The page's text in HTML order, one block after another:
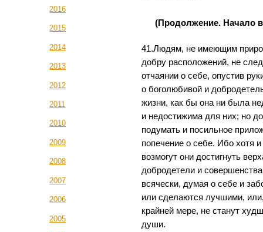
2016
2015
2014
2013
2012
2011
2010
2009
2008
2007
2006
2005
(Продолжение. Начало
41.Людям, не имеющим
добру расположений, не
отчаянии о себе, опустив
о боголюбивой и
жизни, как бы она ни была
и недостижима для них; но
подумать и посильное
попечение о себе. Ибо хотя и
возмогут они достигнуть
добродетели и
всячески, думая о себе и
или сделаются лучшими,
крайней мере, не станут
души.